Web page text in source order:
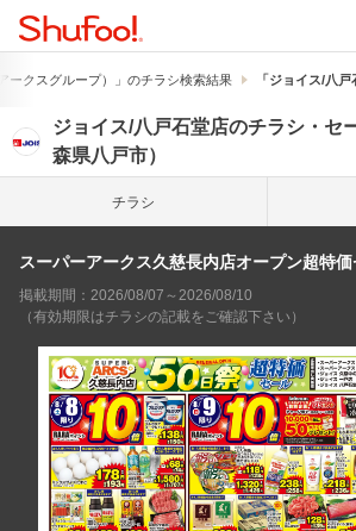
ークスグループ）」のチラシ検索結果 「ジョイス/八
ジョイス/八戸石堂店のチラシ・セ
森県八戸市）
チラシ
スーパーアークス久慈長内店オープン超特
掲載期間：2026/08/07～2026/08/10
（有効期限はチラシの記載をご確認下さい）